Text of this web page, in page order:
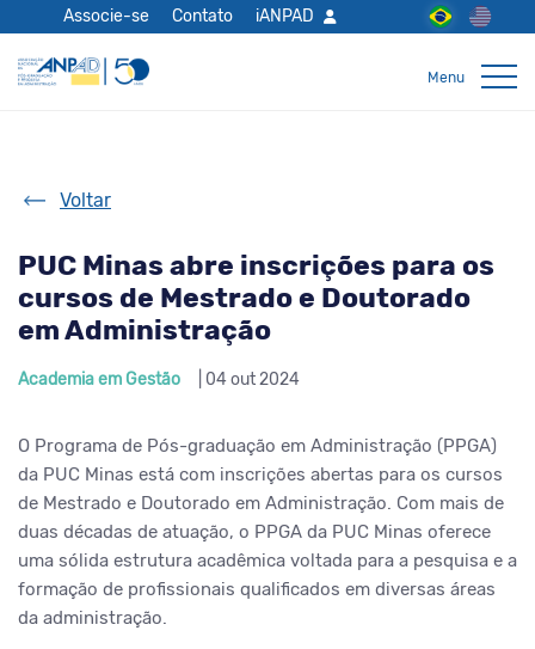
Associe-se Contato iANPAD
Voltar
PUC Minas abre inscrições para os
cursos de Mestrado e Doutorado
em Administração
Academia em Gestão | 04 out 2024
O Programa de Pós-graduação em Administração (PPGA)
da PUC Minas está com inscrições abertas para os cursos
de Mestrado e Doutorado em Administração. Com mais de
duas décadas de atuação, o PPGA da PUC Minas oferece
uma sólida estrutura acadêmica voltada para a pesquisa e a
formação de profissionais qualificados em diversas áreas
da administração.